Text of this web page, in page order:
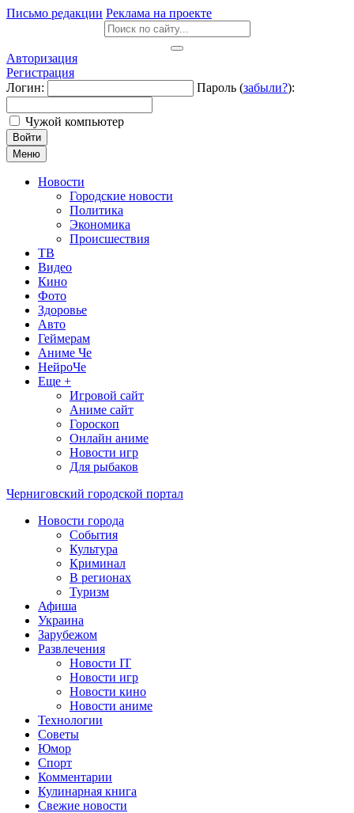
Письмо редакции Реклама на проекте
Авторизация
Регистрация
Логин:
Пароль (забыли?):
Чужой компьютер
Войти
Меню
Новости
Городские новости
Политика
Экономика
Происшествия
ТВ
Видео
Кино
Фото
Здоровье
Авто
Геймерам
Аниме Че
НейроЧе
Еще +
Игровой сайт
Аниме сайт
Гороскоп
Онлайн аниме
Новости игр
Для рыбаков
Черниговский городской портал
Новости города
События
Культура
Криминал
В регионах
Туризм
Афиша
Украина
Зарубежом
Развлечения
Новости IT
Новости игр
Новости кино
Новости аниме
Технологии
Советы
Юмор
Спорт
Комментарии
Кулинарная книга
Свежие новости